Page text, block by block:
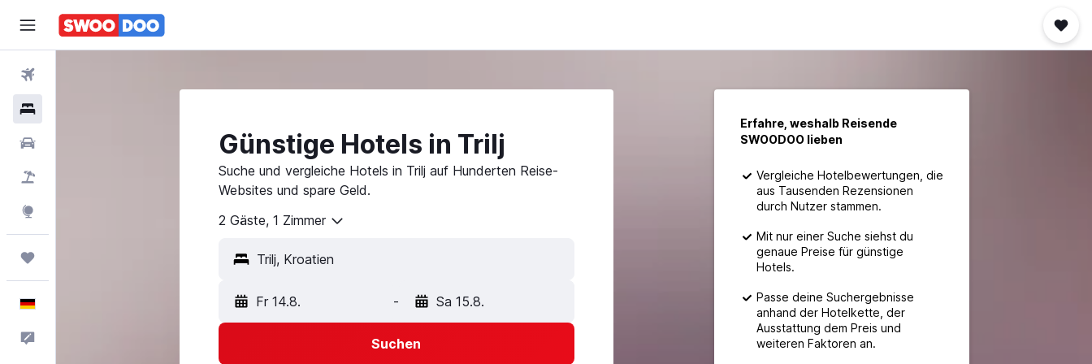
Günstige Hotels in Trilj
Suche und vergleiche Hotels in Trilj auf Hunderten Reise-
Websites und spare Geld.
2 Gäste, 1 Zimmer
Fr 14.8. - Sa 15.8.
Suchen
Erfahre, weshalb Reisende
SWOODOO lieben
Vergleiche Hotelbewertungen, die
aus Tausenden Rezensionen
durch Nutzer stammen.
Mit nur einer Suche siehst du
genaue Preise für günstige
Hotels.
Passe deine Suchergebnisse
anhand der Hotelkette, der
Ausstattung dem Preis und
weiteren Faktoren an.